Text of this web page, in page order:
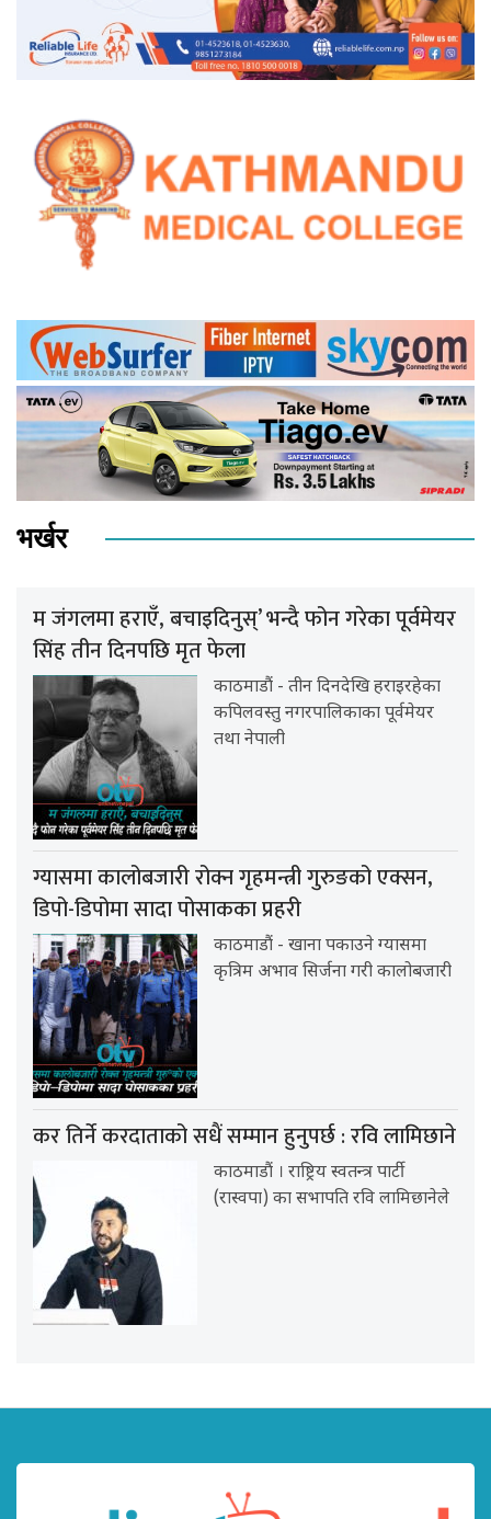
भर्खर
म जंगलमा हराएँ, बचाइदिनुस्’ भन्दै फोन गरेका पूर्वमेयर
सिंह तीन दिनपछि मृत फेला
काठमाडौं - तीन दिनदेखि हराइरहेका
कपिलवस्तु नगरपालिकाका पूर्वमेयर
तथा नेपाली
ग्यासमा कालोबजारी रोक्न गृहमन्त्री गुरुङको एक्सन,
डिपो-डिपोमा सादा पोसाकका प्रहरी
काठमाडौं - खाना पकाउने ग्यासमा
कृत्रिम अभाव सिर्जना गरी कालोबजारी
कर तिर्ने करदाताको सधैं सम्मान हुनुपर्छ : रवि लामिछाने
काठमाडौं । राष्ट्रिय स्वतन्त्र पार्टी
(रास्वपा) का सभापति रवि लामिछानेले